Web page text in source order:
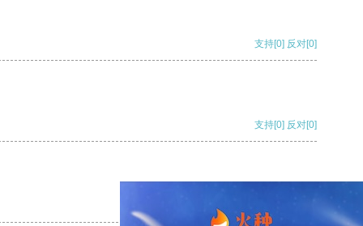
支持[0] 反对[0]
支持[0] 反对[0]